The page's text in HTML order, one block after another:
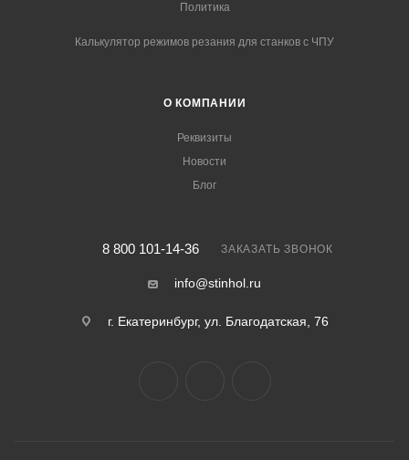
Политика
Калькулятор режимов резания для станков с ЧПУ
О КОМПАНИИ
Реквизиты
Новости
Блог
8 800 101-14-36 ЗАКАЗАТЬ ЗВОНОК
info@stinhol.ru
г. Екатеринбург, ул. Благодатская, 76